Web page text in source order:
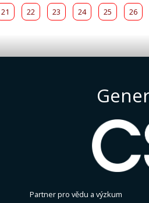
21 22 23 24 25 26
Partner pro vědu a výzkum